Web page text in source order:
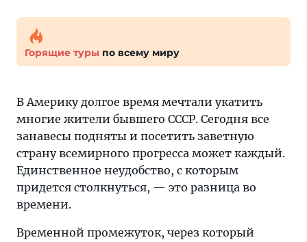
Горящие туры по всему миру
В Америку долгое время мечтали укатить
многие жители бывшего СССР. Сегодня все
занавесы подняты и посетить заветную
страну всемирного прогресса может каждый.
Единственное неудобство, с которым
придется столкнуться, — это разница во
времени.
Временной промежуток, через который